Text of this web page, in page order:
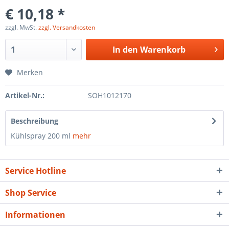
€ 10,18 *
zzgl. MwSt.zzgl. Versandkosten
In den Warenkorb
Merken
Artikel-Nr.: SOH1012170
Beschreibung
Kühlspray 200 ml mehr
Service Hotline
Shop Service
Informationen